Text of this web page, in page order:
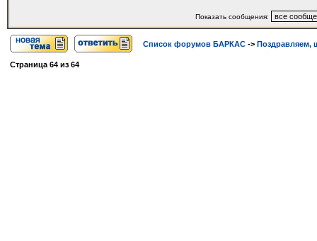
Показать сообщения:
Список форумов БАРКАС -> Поздравляем,
Страница 64 из 64